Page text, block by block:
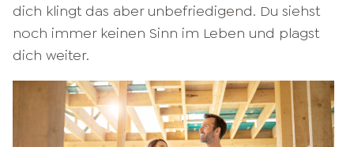
dich klingt das aber unbefriedigend. Du siehst
noch immer keinen Sinn im Leben und plagst
dich weiter.